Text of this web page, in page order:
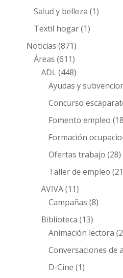
Salud y belleza (1)
Textil hogar(1)
Noticias (871)
Áreas (611)
ADL(448)
Ayudas y
Concurso
Fomento empleo
Formación
Ofertas trabajo (28)
Taller de empleo
AVIVA(11)
Campañas (8)
Biblioteca (13)
Animación lectora
Conversaciones de
D-Cine (1)